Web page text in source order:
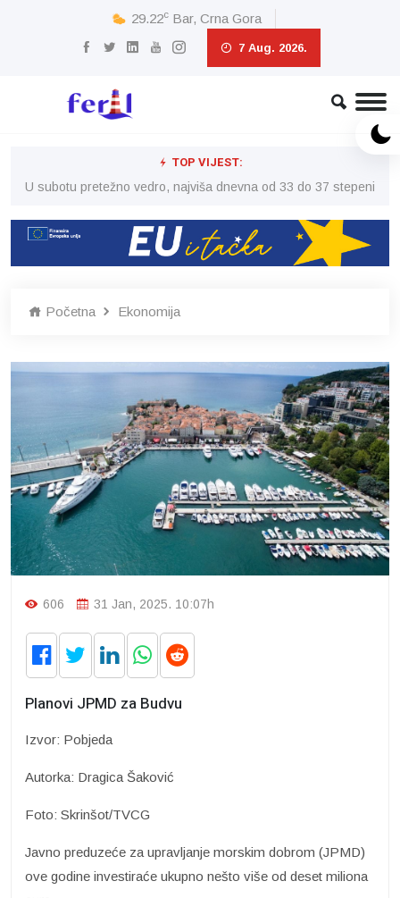
29.22c Bar, Crna Gora
7 Aug. 2026.
TOP VIJEST:
U subotu pretežno vedro, najviša dnevna od 33 do 37 stepeni
Početna Ekonomija
606 31 Jan, 2025. 10:07h
Planovi JPMD za Budvu
Izvor: Pobjeda
Autorka: Dragica Šaković
Foto: Skrinšot/TVCG
Javno preduzeće za upravljanje morskim dobrom (JPMD)
ove godine investiraće ukupno nešto više od deset miliona